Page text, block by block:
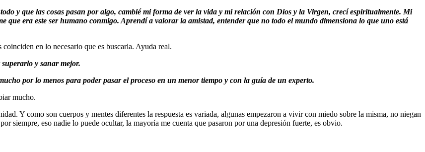
y que las cosas pasan por algo, cambié mi forma de ver la vida y mi relación con Dios y la Virgen, crecí espiritualmente. Mi
era este ser humano conmigo. Aprendí a valorar la amistad, entender que no todo el mundo dimensiona lo que uno está
en lo necesario que es buscarla. Ayuda real.
y sanar mejor.
por lo menos para poder pasar el proceso en un menor tiempo y con la guía de un experto.
mucho.
Y como son cuerpos y mentes diferentes la respuesta es variada, algunas empezaron a vivir con miedo sobre la misma, no niegan
siempre, eso nadie lo puede ocultar, la mayoría me cuenta que pasaron por una depresión fuerte, es obvio.